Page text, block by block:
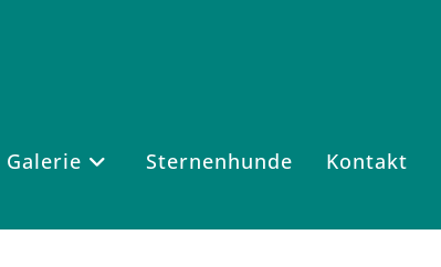
Galerie Sternenhunde Kontakt